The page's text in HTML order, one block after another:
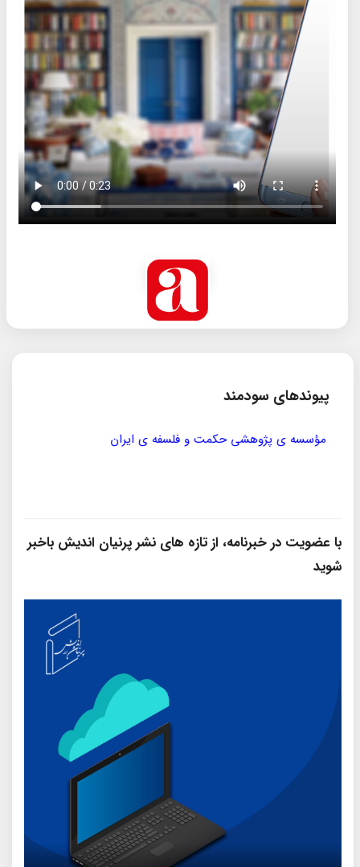
پیوندهای سودمند
مؤسسه ی پژوهشی حکمت و فلسفه ی ایران
با عضویت در خبرنامه، از تازه‌ های نشر پرنیان‌ اندیش باخبر
شوید